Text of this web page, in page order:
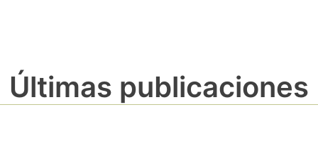
Últimas publicaciones